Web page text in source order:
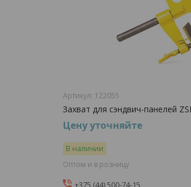
122055
Захват для сэндвич-панелей
Цену уточняйте
В наличии
Оптом и в розницу
+375 (44) 500-74-15